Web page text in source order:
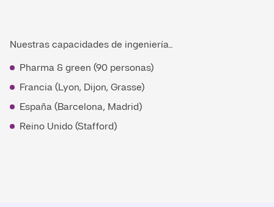
Nuestras capacidades de ingeniería...
Pharma & green (90 personas)
Francia (Lyon, Dijon, Grasse)
España (Barcelona, Madrid)
Reino Unido (Stafford)